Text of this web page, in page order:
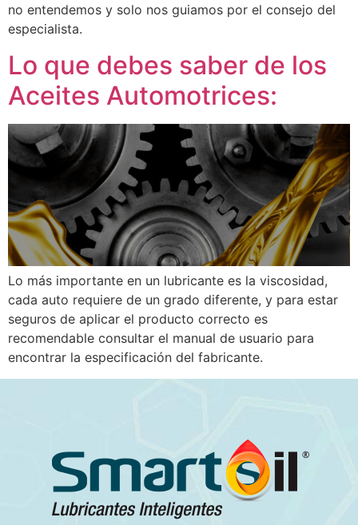
no entendemos y solo nos guiamos por el consejo del
especialista.
Lo que debes saber de los
Aceites Automotrices:
Lo más importante en un lubricante es la viscosidad,
cada auto requiere de un grado diferente, y para estar
seguros de aplicar el producto correcto es
recomendable consultar el manual de usuario para
encontrar la especificación del fabricante.